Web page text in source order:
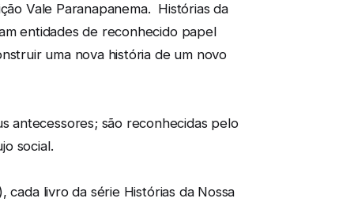
Vale Paranapanema. Histórias da
entidades de reconhecido papel
uma nova história de um novo
antecessores; são reconhecidas pelo
social.
livro da série Histórias da Nossa